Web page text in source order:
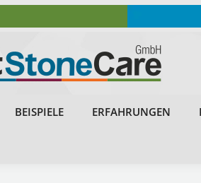
BEISPIELE ERFAHRUNGEN